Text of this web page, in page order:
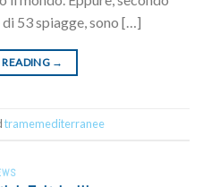
53 spiagge, sono […]
→
tramemediterranee